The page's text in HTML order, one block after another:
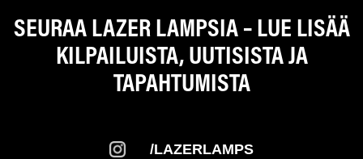
SEURAA LAZER LAMPSIA – LUE LISÄÄ
KILPAILUISTA, UUTISISTA JA
TAPAHTUMISTA
/LAZERLAMPS